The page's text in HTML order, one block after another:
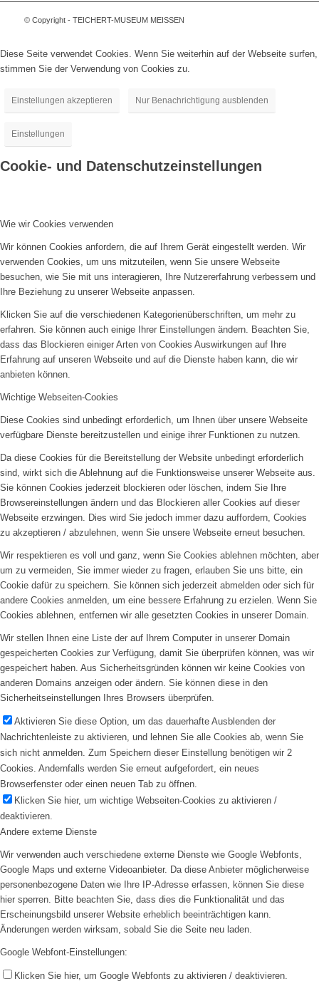
© Copyright - TEICHERT-MUSEUM MEISSEN
Diese Seite verwendet Cookies. Wenn Sie weiterhin auf der Webseite surfen,
stimmen Sie der Verwendung von Cookies zu.
Einstellungen akzeptieren Nur Benachrichtigung ausblenden
Einstellungen
Cookie- und Datenschutzeinstellungen
Wie wir Cookies verwenden
Wir können Cookies anfordern, die auf Ihrem Gerät eingestellt werden. Wir
verwenden Cookies, um uns mitzuteilen, wenn Sie unsere Webseite
besuchen, wie Sie mit uns interagieren, Ihre Nutzererfahrung verbessern und
Ihre Beziehung zu unserer Webseite anpassen.
Klicken Sie auf die verschiedenen Kategorienüberschriften, um mehr zu
erfahren. Sie können auch einige Ihrer Einstellungen ändern. Beachten Sie,
dass das Blockieren einiger Arten von Cookies Auswirkungen auf Ihre
Erfahrung auf unseren Webseite und auf die Dienste haben kann, die wir
anbieten können.
Wichtige Webseiten-Cookies
Diese Cookies sind unbedingt erforderlich, um Ihnen über unsere Webseite
verfügbare Dienste bereitzustellen und einige ihrer Funktionen zu nutzen.
Da diese Cookies für die Bereitstellung der Website unbedingt erforderlich
sind, wirkt sich die Ablehnung auf die Funktionsweise unserer Webseite aus.
Sie können Cookies jederzeit blockieren oder löschen, indem Sie Ihre
Browsereinstellungen ändern und das Blockieren aller Cookies auf dieser
Webseite erzwingen. Dies wird Sie jedoch immer dazu auffordern, Cookies
zu akzeptieren / abzulehnen, wenn Sie unsere Webseite erneut besuchen.
Wir respektieren es voll und ganz, wenn Sie Cookies ablehnen möchten, aber
um zu vermeiden, Sie immer wieder zu fragen, erlauben Sie uns bitte, ein
Cookie dafür zu speichern. Sie können sich jederzeit abmelden oder sich für
andere Cookies anmelden, um eine bessere Erfahrung zu erzielen. Wenn Sie
Cookies ablehnen, entfernen wir alle gesetzten Cookies in unserer Domain.
Wir stellen Ihnen eine Liste der auf Ihrem Computer in unserer Domain
gespeicherten Cookies zur Verfügung, damit Sie überprüfen können, was wir
gespeichert haben. Aus Sicherheitsgründen können wir keine Cookies von
anderen Domains anzeigen oder ändern. Sie können diese in den
Sicherheitseinstellungen Ihres Browsers überprüfen.
Aktivieren Sie diese Option, um das dauerhafte Ausblenden der
Nachrichtenleiste zu aktivieren, und lehnen Sie alle Cookies ab, wenn Sie
sich nicht anmelden. Zum Speichern dieser Einstellung benötigen wir 2
Cookies. Andernfalls werden Sie erneut aufgefordert, ein neues
Browserfenster oder einen neuen Tab zu öffnen.
Klicken Sie hier, um wichtige Webseiten-Cookies zu aktivieren /
deaktivieren.
Andere externe Dienste
Wir verwenden auch verschiedene externe Dienste wie Google Webfonts,
Google Maps und externe Videoanbieter. Da diese Anbieter möglicherweise
personenbezogene Daten wie Ihre IP-Adresse erfassen, können Sie diese
hier sperren. Bitte beachten Sie, dass dies die Funktionalität und das
Erscheinungsbild unserer Website erheblich beeinträchtigen kann.
Änderungen werden wirksam, sobald Sie die Seite neu laden.
Google Webfont-Einstellungen:
Klicken Sie hier, um Google Webfonts zu aktivieren / deaktivieren.